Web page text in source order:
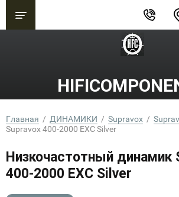
Главная
  /
ДИНАМИКИ
  /
Supravox
  /
Supravox 400-2000 EXC Silver
Низкочастотный динамик
400-2000 EXC Silver